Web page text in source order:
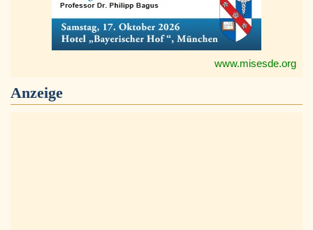
www.misesde.org
Anzeige